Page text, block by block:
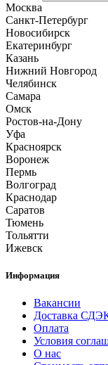
Москва
Санкт-Петербург
Новосибирск
Екатеринбург
Казань
Нижний Новгород
Челябинск
Самара
Омск
Ростов-на-Дону
Уфа
Красноярск
Воронеж
Пермь
Волгоград
Краснодар
Саратов
Тюмень
Тольятти
Ижевск
Информация
Вакансии
Доставка
Оплата
Условия
О нас